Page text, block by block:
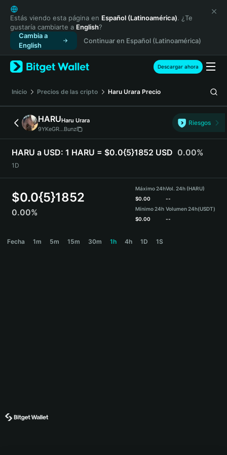
English
日本語
Tiếng Việt
Русский
Español (Latinoamérica)
Türkçe
Français
Deutsch
简体中文
繁體中文
Português (Portugal)
Bahasa Indonesia
ภาษาไทย
हिन्दी
Español
Português (Brasil)
Estás viendo esta página en Español (Latinoamérica). ¿Te
gustaría cambiarte a English?
Cambia a
English
Continuar en Español (Latinoamérica)
Descargar ahora
Inicio Precios de las cripto Haru Urara Precio
HARUHaru Urara
9YKeGR...Bunz
Riesgos
HARU a USD: 1 HARU = $0.0{5}1852 USD 0.00%
1D
$0.0{5}1852
0.00%
Máximo 24h
$0.00
Mínimo 24h
$0.00
Vol. 24h (HARU)
--
Volumen 24h(USDT)
--
Fecha 1m 5m 15m 30m 1h 4h 1D 1S